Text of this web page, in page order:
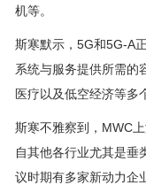
机等。
斯寒默示，5G和5G-A
系统与服务提供所需的
医疗以及低空经济等多
斯寒不雅察到，MWC
自其他各行业尤其是垂
议时期有多家新动力企